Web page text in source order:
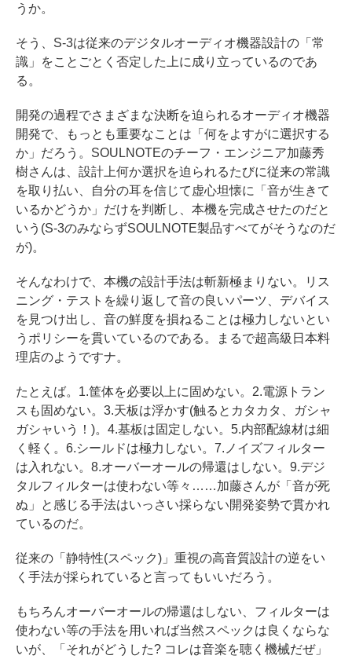
うか。
そう、S-3は従来のデジタルオーディオ機器設計の「常
識」をことごとく否定した上に成り立っているのであ
る。
開発の過程でさまざまな決断を迫られるオーディオ機器
開発で、もっとも重要なことは「何をよすがに選択する
か」だろう。SOULNOTEのチーフ・エンジニア加藤秀
樹さんは、設計上何か選択を迫られるたびに従来の常識
を取り払い、自分の耳を信じて虚心坦懐に「音が生きて
いるかどうか」だけを判断し、本機を完成させたのだと
いう(S-3のみならずSOULNOTE製品すべてがそうなのだ
が)。
そんなわけで、本機の設計手法は斬新極まりない。リス
ニング・テストを繰り返して音の良いパーツ、デバイス
を見つけ出し、音の鮮度を損ねることは極力しないとい
うポリシーを貫いているのである。まるで超高級日本料
理店のようですナ。
たとえば。1.筐体を必要以上に固めない。2.電源トラン
スも固めない。3.天板は浮かす(触るとカタカタ、ガシャ
ガシャいう！)。4.基板は固定しない。5.内部配線材は細
く軽く。6.シールドは極力しない。7.ノイズフィルター
は入れない。8.オーバーオールの帰還はしない。9.デジ
タルフィルターは使わない等々……加藤さんが「音が死
ぬ」と感じる手法はいっさい採らない開発姿勢で貫かれ
ているのだ。
従来の「静特性(スペック)」重視の高音質設計の逆をい
く手法が採られていると言ってもいいだろう。
もちろんオーバーオールの帰還はしない、フィルターは
使わない等の手法を用いれば当然スペックは良くならな
いが、「それがどうした? コレは音楽を聴く機械だぜ」